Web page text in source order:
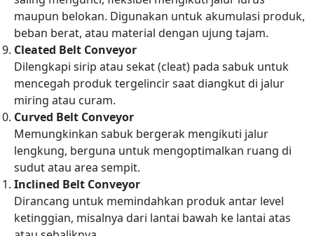
maupun belokan. Digunakan untuk akumulasi produk,
beban berat, atau material dengan ujung tajam.
Cleated Belt Conveyor
Dilengkapi sirip atau sekat (cleat) pada sabuk untuk
mencegah produk tergelincir saat diangkut di jalur
miring atau curam.
Curved Belt Conveyor
Memungkinkan sabuk bergerak mengikuti jalur
lengkung, berguna untuk mengoptimalkan ruang di
sudut atau area sempit.
Inclined Belt Conveyor
Dirancang untuk memindahkan produk antar level
ketinggian, misalnya dari lantai bawah ke lantai atas